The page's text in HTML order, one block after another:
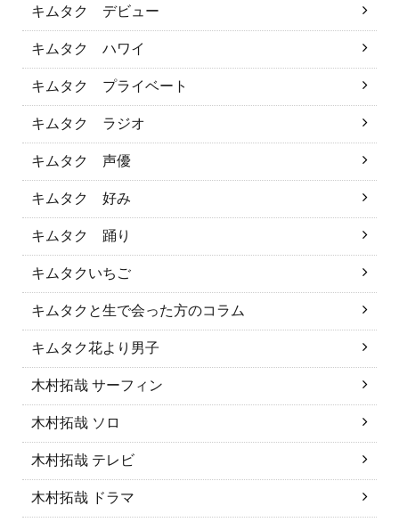
キムタク デビュー
キムタク ハワイ
キムタク プライベート
キムタク ラジオ
キムタク 声優
キムタク 好み
キムタク 踊り
キムタクいちご
キムタクと生で会った方のコラム
キムタク花より男子
木村拓哉 サーフィン
木村拓哉 ソロ
木村拓哉 テレビ
木村拓哉 ドラマ